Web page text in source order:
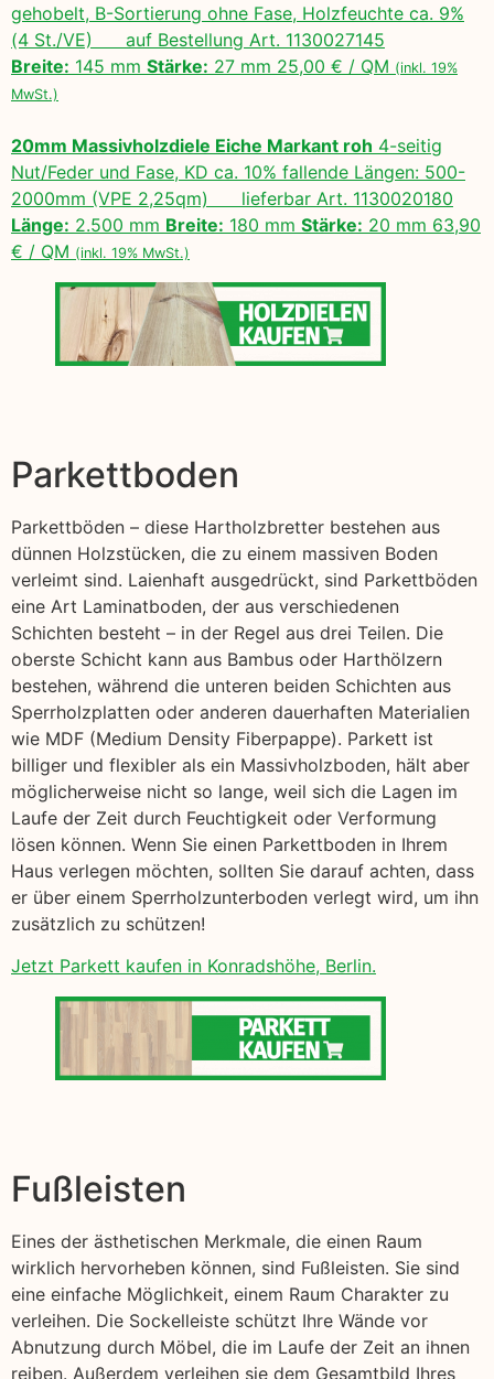
gehobelt, B-Sortierung ohne Fase, Holzfeuchte ca. 9%
(4 St./VE) auf Bestellung Art. 1130027145
Breite: 145 mm Stärke: 27 mm 25,00 € / QM (inkl. 19%
MwSt.)
20mm Massivholzdiele Eiche Markant roh 4-seitig
Nut/Feder und Fase, KD ca. 10% fallende Längen: 500-
2000mm (VPE 2,25qm) lieferbar Art. 1130020180
Länge: 2.500 mm Breite: 180 mm Stärke: 20 mm 63,90
€ / QM (inkl. 19% MwSt.)
Parkettboden
Parkettböden – diese Hartholzbretter bestehen aus
dünnen Holzstücken, die zu einem massiven Boden
verleimt sind. Laienhaft ausgedrückt, sind Parkettböden
eine Art Laminatboden, der aus verschiedenen
Schichten besteht – in der Regel aus drei Teilen. Die
oberste Schicht kann aus Bambus oder Harthölzern
bestehen, während die unteren beiden Schichten aus
Sperrholzplatten oder anderen dauerhaften Materialien
wie MDF (Medium Density Fiberpappe). Parkett ist
billiger und flexibler als ein Massivholzboden, hält aber
möglicherweise nicht so lange, weil sich die Lagen im
Laufe der Zeit durch Feuchtigkeit oder Verformung
lösen können. Wenn Sie einen Parkettboden in Ihrem
Haus verlegen möchten, sollten Sie darauf achten, dass
er über einem Sperrholzunterboden verlegt wird, um ihn
zusätzlich zu schützen!
Jetzt Parkett kaufen in Konradshöhe, Berlin.
Fußleisten
Eines der ästhetischen Merkmale, die einen Raum
wirklich hervorheben können, sind Fußleisten. Sie sind
eine einfache Möglichkeit, einem Raum Charakter zu
verleihen. Die Sockelleiste schützt Ihre Wände vor
Abnutzung durch Möbel, die im Laufe der Zeit an ihnen
reiben. Außerdem verleihen sie dem Gesamtbild Ihres